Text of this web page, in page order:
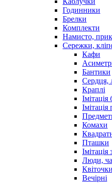
Годинники
Брелки
Комплекти
Намисто,
Сережки,
Кафи
Бантики
Сердця,
Краплі
Імітація
Комахи
Пташки
Імітація
Люди,
Квіточки
Вечірні